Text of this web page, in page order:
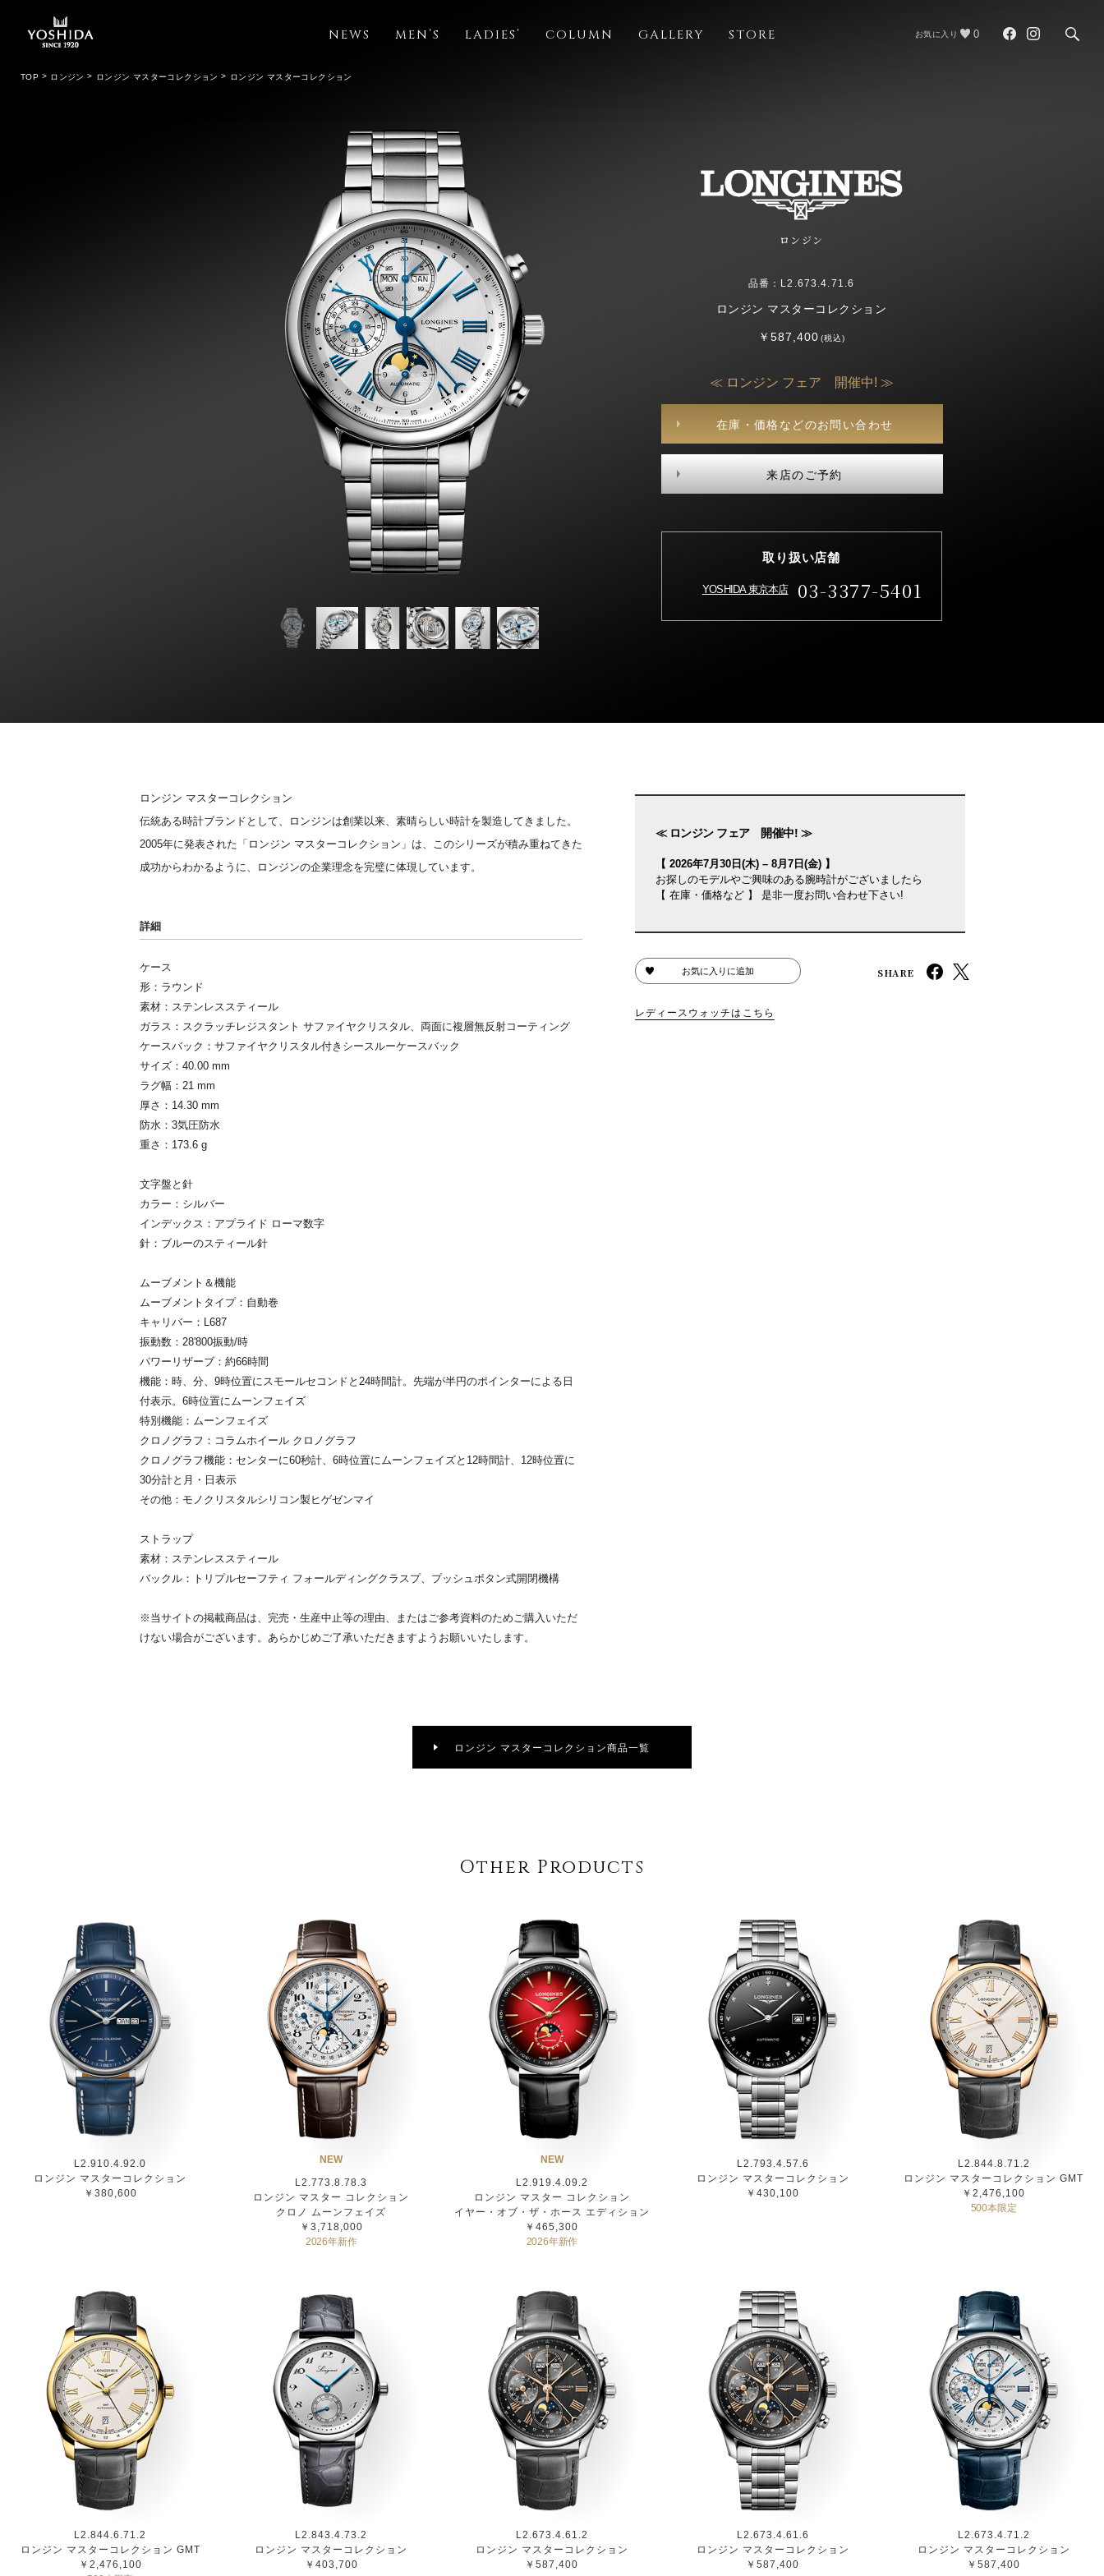
NEWS MEN’S LADIES’ COLUMN GALLERY STORE お気に入り 0
ロンジン
品番：L2.673.4.71.6
ロンジン マスターコレクション
￥587,400(税込)
≪ ロンジン フェア 開催中! ≫
在庫・価格などのお問い合わせ
来店のご予約
取り扱い店舗
YOSHIDA 東京本店 03-3377-5401
TOP ロンジン ロンジン マスターコレクション ロンジン マスターコレクション
ロンジン マスターコレクション
伝統ある時計ブランドとして、ロンジンは創業以来、素晴らしい時計を製造してきました。
2005年に発表された「ロンジン マスターコレクション」は、このシリーズが積み重ねてきた
成功からわかるように、ロンジンの企業理念を完璧に体現しています。
詳細
ケース
形：ラウンド
素材：ステンレススティール
ガラス：スクラッチレジスタント サファイヤクリスタル、両面に複層無反射コーティング
ケースバック：サファイヤクリスタル付きシースルーケースバック
サイズ：40.00 mm
ラグ幅：21 mm
厚さ：14.30 mm
防水：3気圧防水
重さ：173.6 g
文字盤と針
カラー：シルバー
インデックス：アプライド ローマ数字
針：ブルーのスティール針
ムーブメント＆機能
ムーブメントタイプ：自動巻
キャリバー：L687
振動数：28'800振動/時
パワーリザーブ：約66時間
機能：時、分、9時位置にスモールセコンドと24時間計。先端が半円のポインターによる日
付表示。6時位置にムーンフェイズ
特別機能：ムーンフェイズ
クロノグラフ：コラムホイール クロノグラフ
クロノグラフ機能：センターに60秒計、6時位置にムーンフェイズと12時間計、12時位置に
30分計と月・日表示
その他：モノクリスタルシリコン製ヒゲゼンマイ
ストラップ
素材：ステンレススティール
バックル：トリプルセーフティ フォールディングクラスプ、プッシュボタン式開閉機構
※当サイトの掲載商品は、完売・生産中止等の理由、またはご参考資料のためご購入いただ
けない場合がございます。あらかじめご了承いただきますようお願いいたします。
≪ ロンジン フェア 開催中! ≫
【 2026年7月30日(木) – 8月7日(金) 】
お探しのモデルやご興味のある腕時計がございましたら
【 在庫・価格など 】 是非一度お問い合わせ下さい!
お気に入りに追加 SHARE
レディースウォッチはこちら
ロンジン マスターコレクション商品一覧
Other Products
L2.910.4.92.0
ロンジン マスターコレクション
￥380,600
NEW
L2.773.8.78.3
ロンジン マスター コレクション
クロノ ムーンフェイズ
￥3,718,000
2026年新作
NEW
L2.919.4.09.2
ロンジン マスター コレクション
イヤー・オブ・ザ・ホース エディション
￥465,300
2026年新作
L2.793.4.57.6
ロンジン マスターコレクション
￥430,100
L2.844.8.71.2
ロンジン マスターコレクション GMT
￥2,476,100
500本限定
L2.844.6.71.2
ロンジン マスターコレクション GMT
￥2,476,100
L2.843.4.73.2
ロンジン マスターコレクション
￥403,700
L2.673.4.61.2
ロンジン マスターコレクション
￥587,400
L2.673.4.61.6
ロンジン マスターコレクション
￥587,400
L2.673.4.71.2
ロンジン マスターコレクション
￥587,400